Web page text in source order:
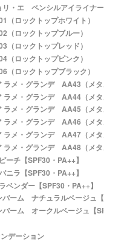
・エ ペンシルアイライナー（チ
ロックトップホワイト）
ロックトップブルー）
ロックトップレッド）
ロックトップピンク）
ロックトップブラック）
メ・グランデ AA43（メタルシ
メ・グランデ AA44（メタルブ
メ・グランデ AA45（メタルピ
メ・グランデ AA46（メタルベ
メ・グランデ AA47（メタルオ
メ・グランデ AA48（メタルゴ
チ【SPF30・PA++】
ラ【SPF30・PA++】
ンダー【SPF30・PA++】
ーム ナチュラルベージュ【
ーム オークルベージュ【SPF42
デーション